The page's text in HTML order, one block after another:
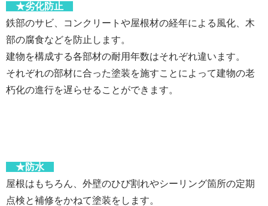
★劣化防止
鉄部のサビ、コンクリートや屋根材の経年による風化、木
部の腐食などを防止します。
建物を構成する各部材の耐用年数はそれぞれ違います。
それぞれの部材に合った塗装を施すことによって建物の老
朽化の進行を遅らせることができます。
★防水
屋根はもちろん、外壁のひび割れやシーリング箇所の定期
点検と補修をかねて塗装をします。